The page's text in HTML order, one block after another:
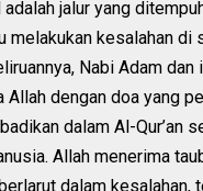
jalur yang
melakukan kesalahan di
Nabi Adam
Allah dengan doa yang
dalam Al-Qur’an
Allah menerima
dalam kesalahan,